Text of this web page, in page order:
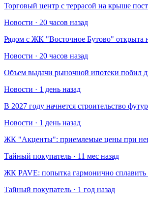
Торговый центр с террасой на крыше
Новости · 20 часов назад
Рядом с ЖК "Восточное Бутово" открыта
Новости · 20 часов назад
Объем выдачи рыночной ипотеки побил
Новости · 1 день назад
В 2027 году начнется строительство
Новости · 1 день назад
​ЖК "Акценты": приемлемые цены при
Тайный покупатель · 11 мес назад
​ЖК PAVE: попытка гармонично сплавить
Тайный покупатель · 1 год назад